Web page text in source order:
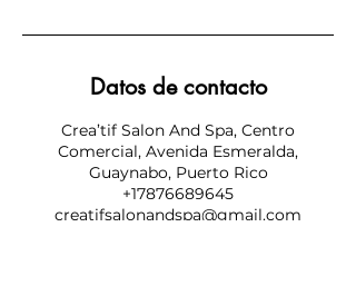
Datos de contacto
Crea’tif Salon And Spa, Centro
Comercial, Avenida Esmeralda,
Guaynabo, Puerto Rico
+17876689645
creatifsalonandspa@gmail.com